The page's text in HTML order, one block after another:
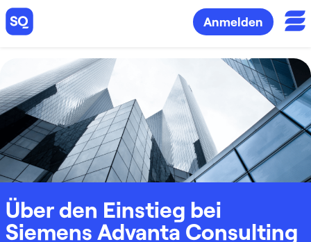
Anmelden
Über den Einstieg bei
Siemens Advanta Consulting